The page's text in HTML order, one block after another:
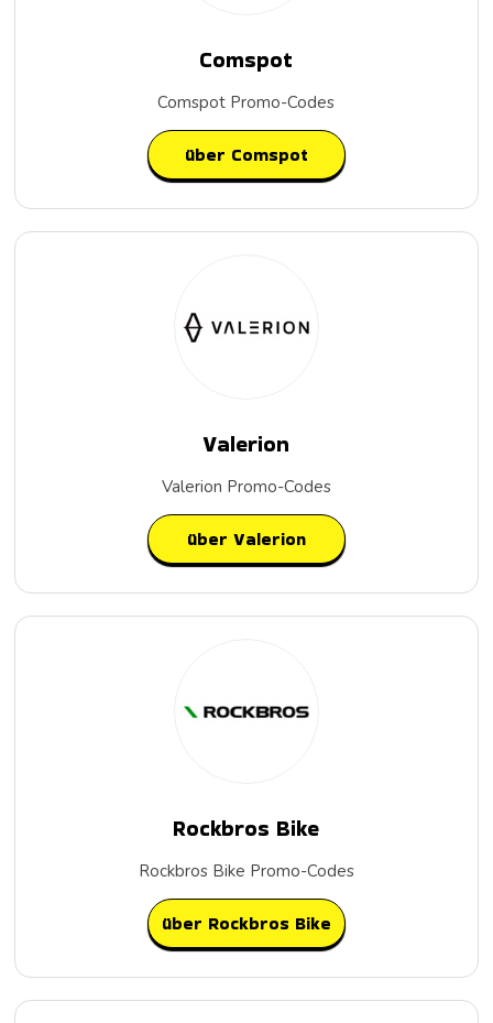
Comspot
Comspot Promo-Codes
über Comspot
Valerion
Valerion Promo-Codes
über Valerion
Rockbros Bike
Rockbros Bike Promo-Codes
über Rockbros Bike